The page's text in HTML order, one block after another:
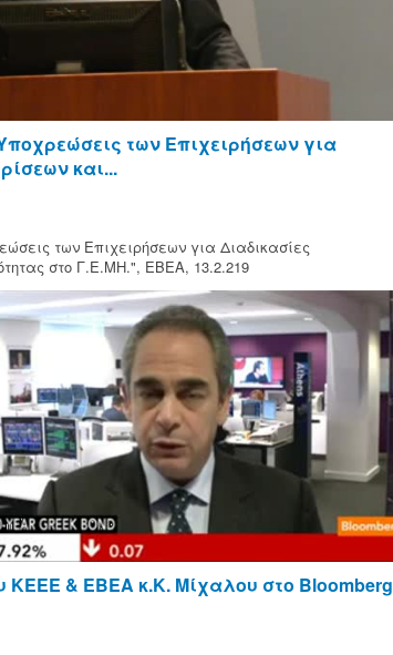
των Επιχειρήσεων για
και...
των Επιχειρήσεων για Διαδικασίες
στο Γ.Ε.ΜΗ.", ΕΒΕΑ, 13.2.219
ΚΕΕΕ & ΕΒΕΑ κ.Κ. Μίχαλου στο Bloomberg